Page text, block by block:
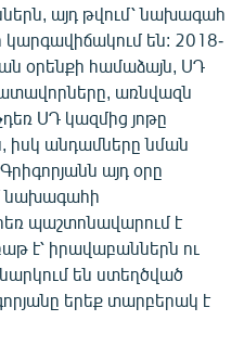
այդ թվում՝ նախագահ
են: 2018-
օրենքի համաձայն, ՍԴ
առնվազն
ՍԴ կազմից յոթը
իսկ անդամները նման
այդ օրը
նախագահի
պաշտոնավարում է
է՝ իրավաբաններն ու
են ստեղծված
երեք տարբերակ է